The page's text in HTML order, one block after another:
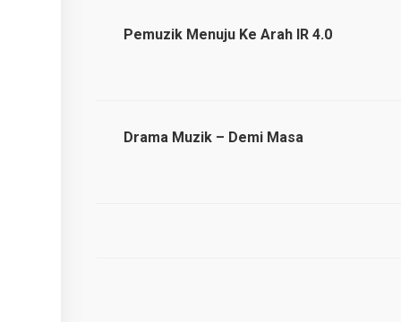
Pemuzik Menuju Ke Arah IR 4.0
Drama Muzik – Demi Masa